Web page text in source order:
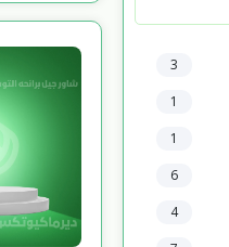
3
1
1
6
4